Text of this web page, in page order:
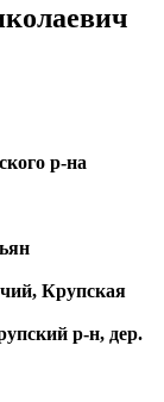
р-на
Крупская
р-н, дер.